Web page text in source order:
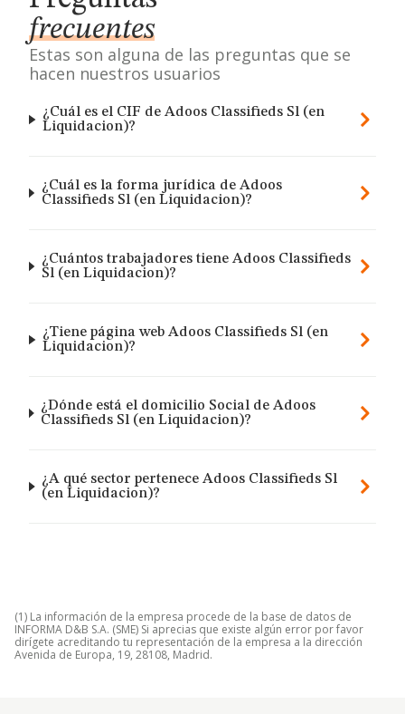
frecuentes
Estas son alguna de las preguntas que se
hacen nuestros usuarios
¿Cuál es el CIF de Adoos Classifieds Sl (en
Liquidacion)?
¿Cuál es la forma jurídica de Adoos
Classifieds Sl (en Liquidacion)?
¿Cuántos trabajadores tiene Adoos Classifieds
Sl (en Liquidacion)?
¿Tiene página web Adoos Classifieds Sl (en
Liquidacion)?
¿Dónde está el domicilio Social de Adoos
Classifieds Sl (en Liquidacion)?
¿A qué sector pertenece Adoos Classifieds Sl
(en Liquidacion)?
(1) La información de la empresa procede de la base de datos de
INFORMA D&B S.A. (SME) Si aprecias que existe algún error por favor
dirígete acreditando tu representación de la empresa a la dirección
Avenida de Europa, 19, 28108, Madrid.